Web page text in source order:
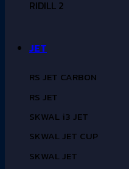
RIDILL 2
JET
RS JET CARBON
RS JET
SKWAL i3 JET
SKWAL JET CUP
SKWAL JET